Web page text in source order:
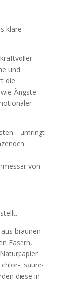
klare
und
die
Ängste
umringt
von
braunen
Fasern,
, säure-
diese in